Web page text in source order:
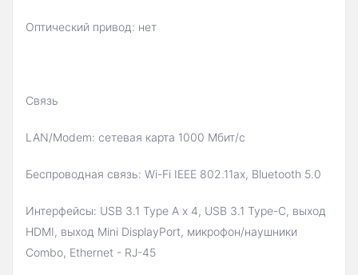
Оптический привод: нет
Связь
LAN/Modem: сетевая карта 1000 Мбит/c
Беспроводная связь: Wi-Fi IEEE 802.11ax, Bluetooth 5.0
Интерфейсы: USB 3.1 Type A x 4, USB 3.1 Type-С, выход
HDMI, выход Mini DisplayPort, микрофон/наушники
Combo, Ethernet - RJ-45